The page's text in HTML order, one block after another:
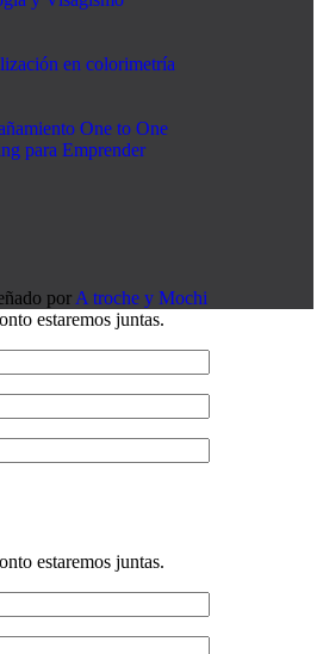
en colorimetría
One to One
para Emprender
por A troche y Mochi
estaremos juntas.
estaremos juntas.